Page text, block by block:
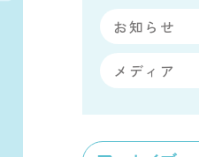
お知らせ
メディア